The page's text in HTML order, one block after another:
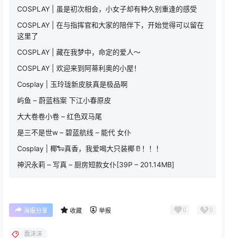
COSPLAY | 虽是初次相会，小女子却有种久别重逢的感受
COSPLAY | 在与指挥官和大家的陪伴下，开始觉得可以留在
这里了
COSPLAY | 藏在我梦中，命定的爱人～
COSPLAY | 欢迎来到阿蒂利奥的小屋！
Cosplay | 玉玲珑新皮肤真是极品啊
屿鱼 – 蔚蓝档案 下江小春原皮
大大卷卷小卷 – 红色双马尾
是三不是世w – 碧蓝航线 – 能代 女仆
Cosplay | 椰🐑真香，我爱喝大只装椰🥛！！！
神沢永莉 – 写真 – 厨房短款女仆[39P – 201.14MB]
海报分享 收藏 举报 0 0
蠢沫沫